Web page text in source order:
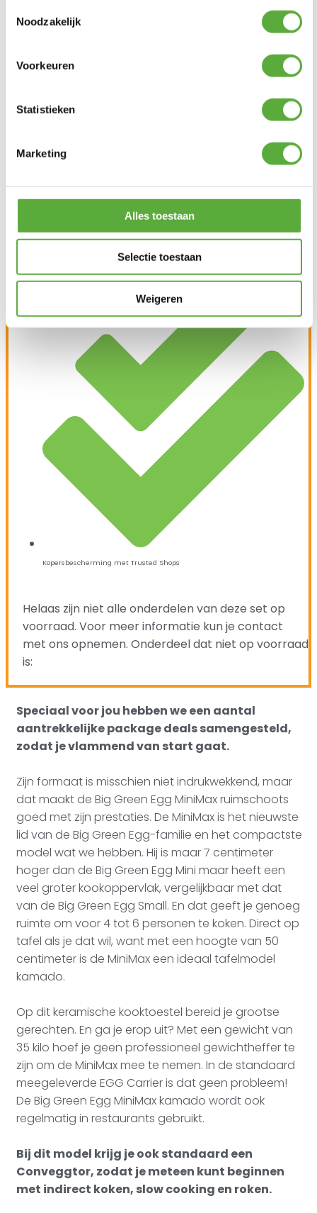
Noodzakelijk
Voorkeuren
Statistieken
Marketing
Alles toestaan
Selectie toestaan
Weigeren
Snelle verzending & levering aan huis
Kopersbescherming met Trusted Shops
Helaas zijn niet alle onderdelen van deze set op
voorraad. Voor meer informatie kun je contact
met ons opnemen. Onderdeel dat niet op voorraad
is:
Speciaal voor jou hebben we een aantal
aantrekkelijke package deals samengesteld,
zodat je vlammend van start gaat.
Zijn formaat is misschien niet indrukwekkend, maar
dat maakt de Big Green Egg MiniMax ruimschoots
goed met zijn prestaties. De MiniMax is het nieuwste
lid van de Big Green Egg-familie en het compactste
model wat we hebben. Hij is maar 7 centimeter
hoger dan de Big Green Egg Mini maar heeft een
veel groter kookoppervlak, vergelijkbaar met dat
van de Big Green Egg Small. En dat geeft je genoeg
ruimte om voor 4 tot 6 personen te koken. Direct op
tafel als je dat wil, want met een hoogte van 50
centimeter is de MiniMax een ideaal tafelmodel
kamado.
Op dit keramische kooktoestel bereid je grootse
gerechten. En ga je erop uit? Met een gewicht van
35 kilo hoef je geen professioneel gewichtheffer te
zijn om de MiniMax mee te nemen. In de standaard
meegeleverde EGG Carrier is dat geen probleem!
De Big Green Egg MiniMax kamado wordt ook
regelmatig in restaurants gebruikt.
Bij dit model krijg je ook standaard een
Conveggtor, zodat je meteen kunt beginnen
met indirect koken, slow cooking en roken.